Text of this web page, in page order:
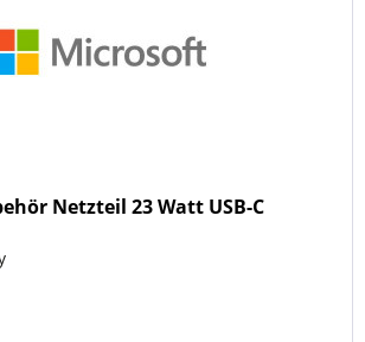
Netzteil 23 Watt USB-C